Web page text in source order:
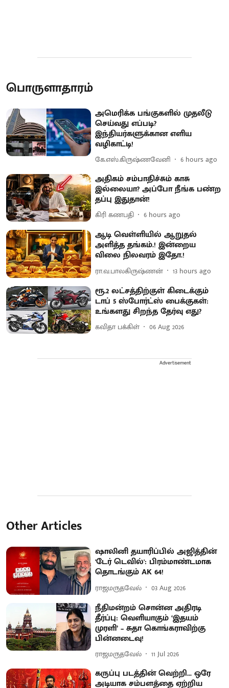
பொருளாதாரம்
அமெரிக்க பங்குகளில் முதலீடு
செய்வது எப்படி?
இந்தியர்களுக்கான எளிய
வழிகாட்டி!
கே.எஸ்.கிருஷ்ணவேனி 6 hours ago
அதிகம் சம்பாதிச்சும் காசு
இல்லையா? அப்போ நீங்க பண்ற
தப்பு இதுதான்!
கிரி கணபதி 6 hours ago
ஆடி வெள்ளியில் ஆறுதல்
அளித்த தங்கம்.! இன்றைய
விலை நிலவரம் இதோ.!
ரா.வ.பாலகிருஷ்ணன் 13 hours ago
ரூ.2 லட்சத்திற்குள் கிடைக்கும்
டாப் 5 ஸ்போர்ட்ஸ் பைக்குகள்:
உங்களது சிறந்த தேர்வு எது?
கவிதா பக்கிள் 06 Aug 2026
Advertisement
Other Articles
ஷாலினி தயாரிப்பில் அஜித்தின்
'டேர் டெவில்': பிரம்மாண்டமாக
தொடங்கும் AK 64!
ராஜமருதவேல் 03 Aug 2026
நீதிமன்றம் சொன்ன அதிரடி
தீர்ப்பு: வெளியாகும் ‘இதயம்
முரளி’ – சுதா கொங்கராவிற்கு
பின்னடைவு!
ராஜமருதவேல் 11 Jul 2026
கருப்பு படத்தின் வெற்றி... ஒரே
அடியாக சம்பளத்தை ஏற்றிய